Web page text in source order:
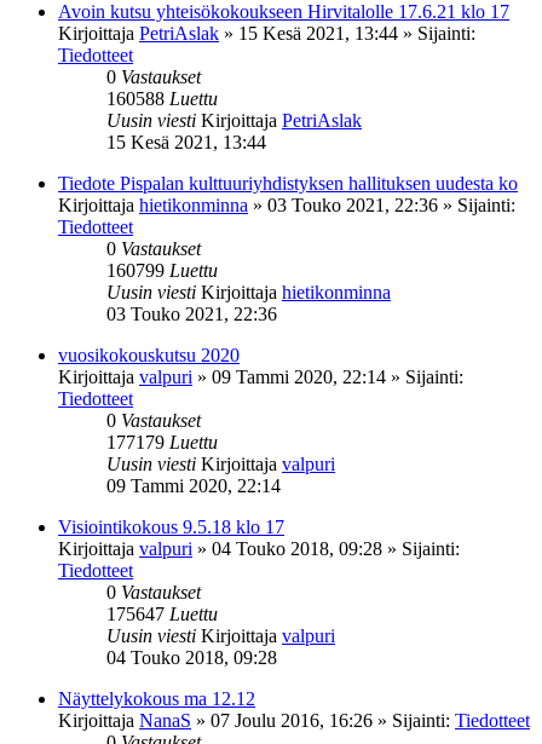
Avoin kutsu yhteisökokoukseen Hirvitalolle 17.6.21 klo 17
Kirjoittaja PetriAslak » 15 Kesä 2021, 13:44 » Sijainti:
Tiedotteet
0 Vastaukset
160588 Luettu
Uusin viesti Kirjoittaja PetriAslak
15 Kesä 2021, 13:44
Tiedote Pispalan kulttuuriyhdistyksen hallituksen uudesta ko
Kirjoittaja hietikonminna » 03 Touko 2021, 22:36 » Sijainti:
Tiedotteet
0 Vastaukset
160799 Luettu
Uusin viesti Kirjoittaja hietikonminna
03 Touko 2021, 22:36
vuosikokouskutsu 2020
Kirjoittaja valpuri » 09 Tammi 2020, 22:14 » Sijainti:
Tiedotteet
0 Vastaukset
177179 Luettu
Uusin viesti Kirjoittaja valpuri
09 Tammi 2020, 22:14
Visiointikokous 9.5.18 klo 17
Kirjoittaja valpuri » 04 Touko 2018, 09:28 » Sijainti:
Tiedotteet
0 Vastaukset
175647 Luettu
Uusin viesti Kirjoittaja valpuri
04 Touko 2018, 09:28
Näyttelykokous ma 12.12
Kirjoittaja NanaS » 07 Joulu 2016, 16:26 » Sijainti: Tiedotteet